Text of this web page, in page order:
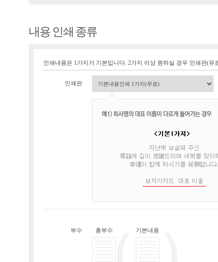
내용 인쇄 종류
인쇄내용은 1가지가 기본입니다. 2가지 이상 원하실 경우 인쇄판(유
인쇄판
부수 총부수 기본내용